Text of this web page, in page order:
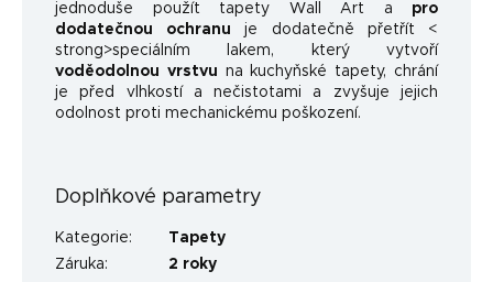
jednoduše použít tapety Wall Art a pro
dodatečnou ochranu je dodatečně přetřít <
strong>speciálním lakem, který vytvoří
voděodolnou vrstvu na kuchyňské tapety, chrání
je před vlhkostí a nečistotami a zvyšuje jejich
odolnost proti mechanickému poškození.
Doplňkové parametry
Kategorie:
Tapety
Záruka:
2 roky